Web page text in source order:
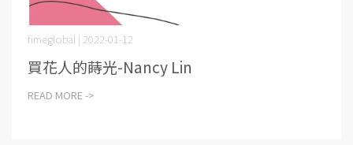
fimeglobal | 2022-01-12
買花人的蒔光-Nancy Lin
READ MORE ->